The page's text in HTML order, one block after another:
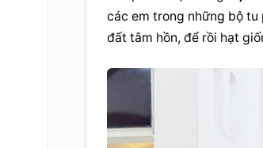
các em trong những bộ tu
đất tâm hồn, để rồi hạt